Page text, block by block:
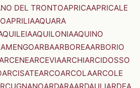
DEL TRONTOAPRICAAPRICALE
APRILIAAQUARA
AQUILONIAAQUINO
ARBAARBOREAARBORIO
ARCEVIAARCHIARCIDOSSO
ARCISATEARCOARCOLAARCOLE